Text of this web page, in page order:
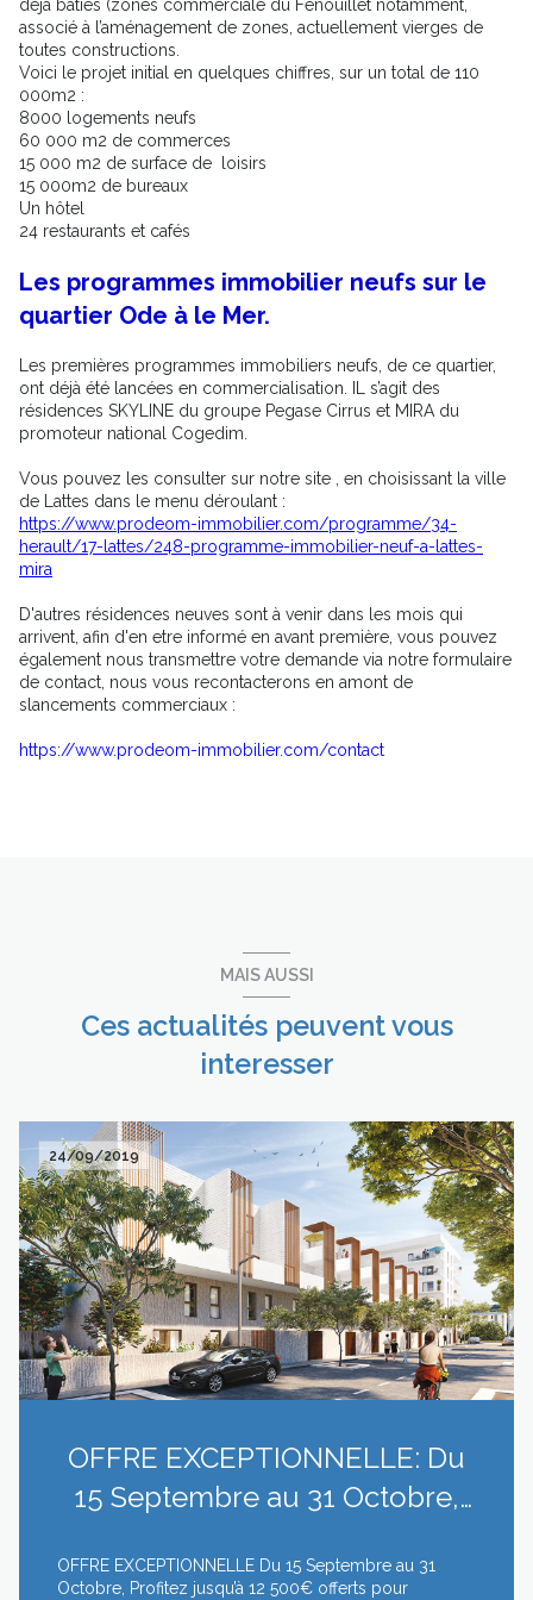
déjà bâties (zones commerciale du Fenouillet notamment,
associé à l’aménagement de zones, actuellement vierges de
toutes constructions.
Voici le projet initial en quelques chiffres, sur un total de 110
000m2 :
8000 logements neufs
60 000 m2 de commerces
15 000 m2 de surface de loisirs
15 000m2 de bureaux
Un hôtel
24 restaurants et cafés
Les programmes immobilier neufs sur le
quartier Ode à le Mer.
Les premières programmes immobiliers neufs, de ce quartier,
ont déjà été lancées en commercialisation. IL s’agit des
résidences SKYLINE du groupe Pegase Cirrus et MIRA du
promoteur national Cogedim.
Vous pouvez les consulter sur notre site , en choisissant la ville
de Lattes dans le menu déroulant :
https://www.prodeom-immobilier.com/programme/34-
herault/17-lattes/248-programme-immobilier-neuf-a-lattes-
mira
D'autres résidences neuves sont à venir dans les mois qui
arrivent, afin d'en etre informé en avant première, vous pouvez
également nous transmettre votre demande via notre formulaire
de contact, nous vous recontacterons en amont de
slancements commerciaux :
https://www.prodeom-immobilier.com/contact
MAIS AUSSI
Ces actualités peuvent vous
interesser
24/09/2019
OFFRE EXCEPTIONNELLE: Du
15 Septembre au 31 Octobre,
pour pers...
OFFRE EXCEPTIONNELLE Du 15 Septembre au 31
Octobre, Profitez jusqu’à 12 500€ offerts pour